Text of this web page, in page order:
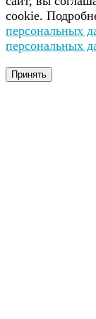
cookie.
персональных
персональных
Принять